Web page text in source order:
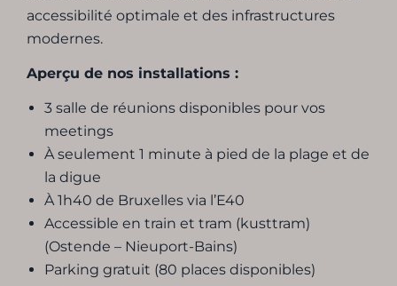
accessibilité optimale et des infrastructures
modernes.
Aperçu de nos installations :
3 salle de réunions disponibles pour vos
meetings
À seulement 1 minute à pied de la plage et de
la digue
À 1h40 de Bruxelles via l’E40
Accessible en train et tram (kusttram)
(Ostende – Nieuport-Bains)
Parking gratuit (80 places disponibles)